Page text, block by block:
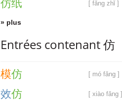
仿纸 [ fǎng zhǐ ]
» plus
Entrées contenant 仿
模仿 [ mó fǎng ]
效仿 [ xiào fǎng ]